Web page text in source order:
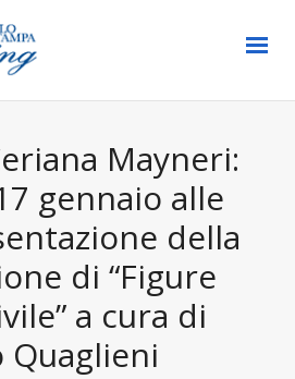
Mayneri:
gennaio alle
della
di “Figure
a cura di
Quaglieni